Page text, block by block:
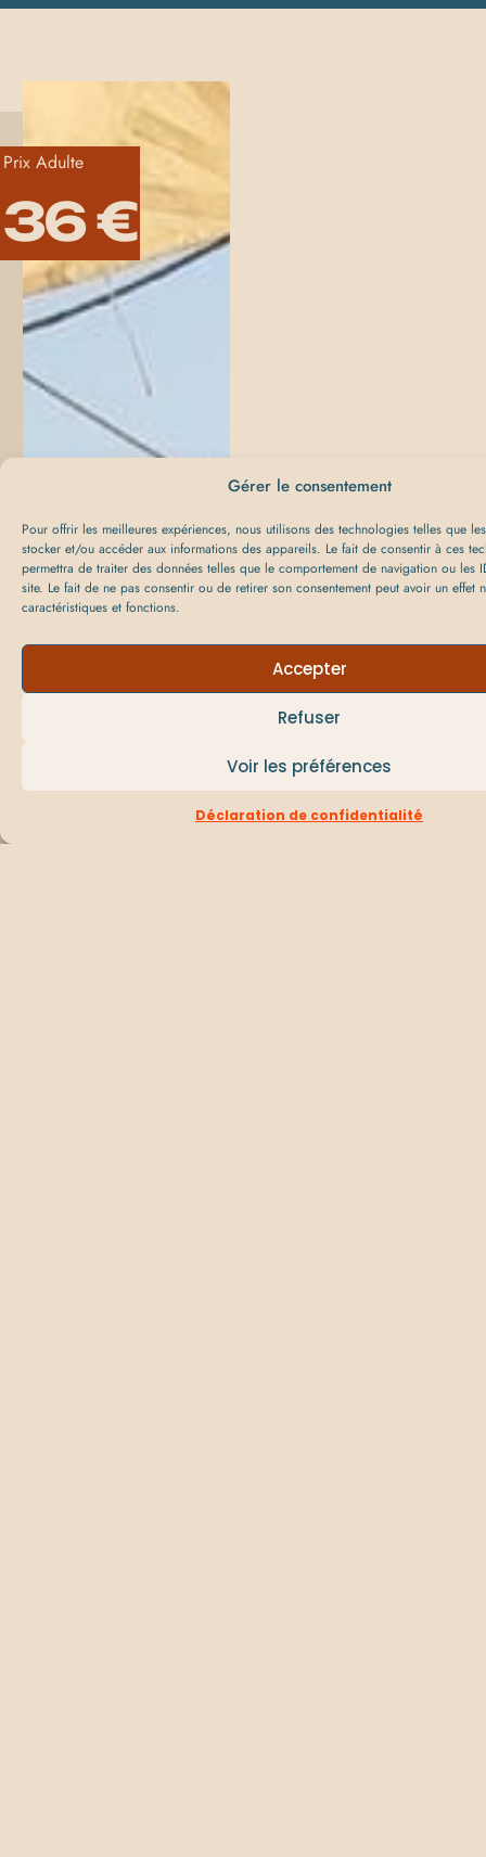
Gérer le consentement
Pour offrir les meilleures expériences, nous utilisons des technologies telles que
stocker et/ou accéder aux informations des appareils. Le fait de consentir à ces
permettra de traiter des données telles que le comportement de navigation ou les
site. Le fait de ne pas consentir ou de retirer son consentement peut avoir un effet
caractéristiques et fonctions.
Accepter
Refuser
Voir les préférences
Déclaration de confidentialité
Prix Adulte
36 €